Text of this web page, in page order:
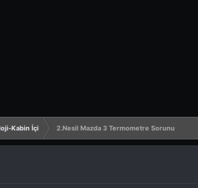
Kabin İçi
2.Nesil Mazda 3 Termometre Sorunu